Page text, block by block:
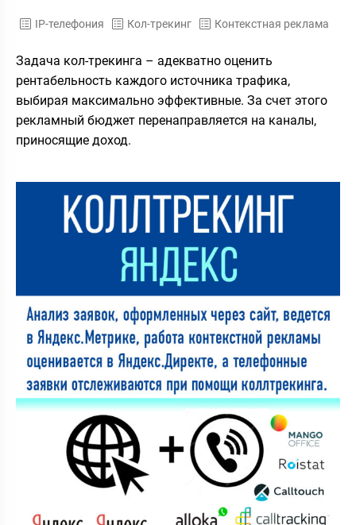
IP-телефония Кол-трекинг Контекстная реклама
Задача кол-трекинга – адекватно оценить
рентабельность каждого источника трафика,
выбирая максимально эффективные. За счет этого
рекламный бюджет перенаправляется на каналы,
приносящие доход.